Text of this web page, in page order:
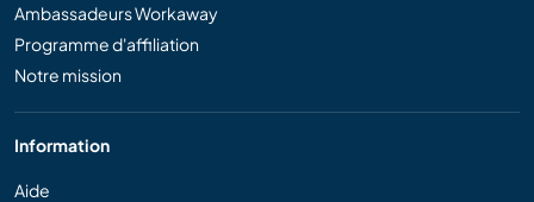
Ambassadeurs Workaway
Programme d'affiliation
Notre mission
Information
Aide